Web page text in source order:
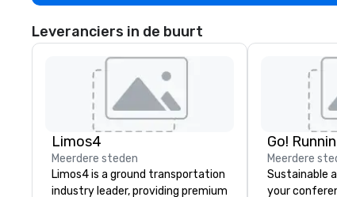
Leveranciers in de buurt
Limos4
Meerdere steden
Limos4 is a ground transportation
industry leader, providing premium
Go!
Meerdere
Sustainable
your